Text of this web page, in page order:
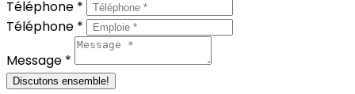
Téléphone *
Téléphone *
Message *
Discutons ensemble!